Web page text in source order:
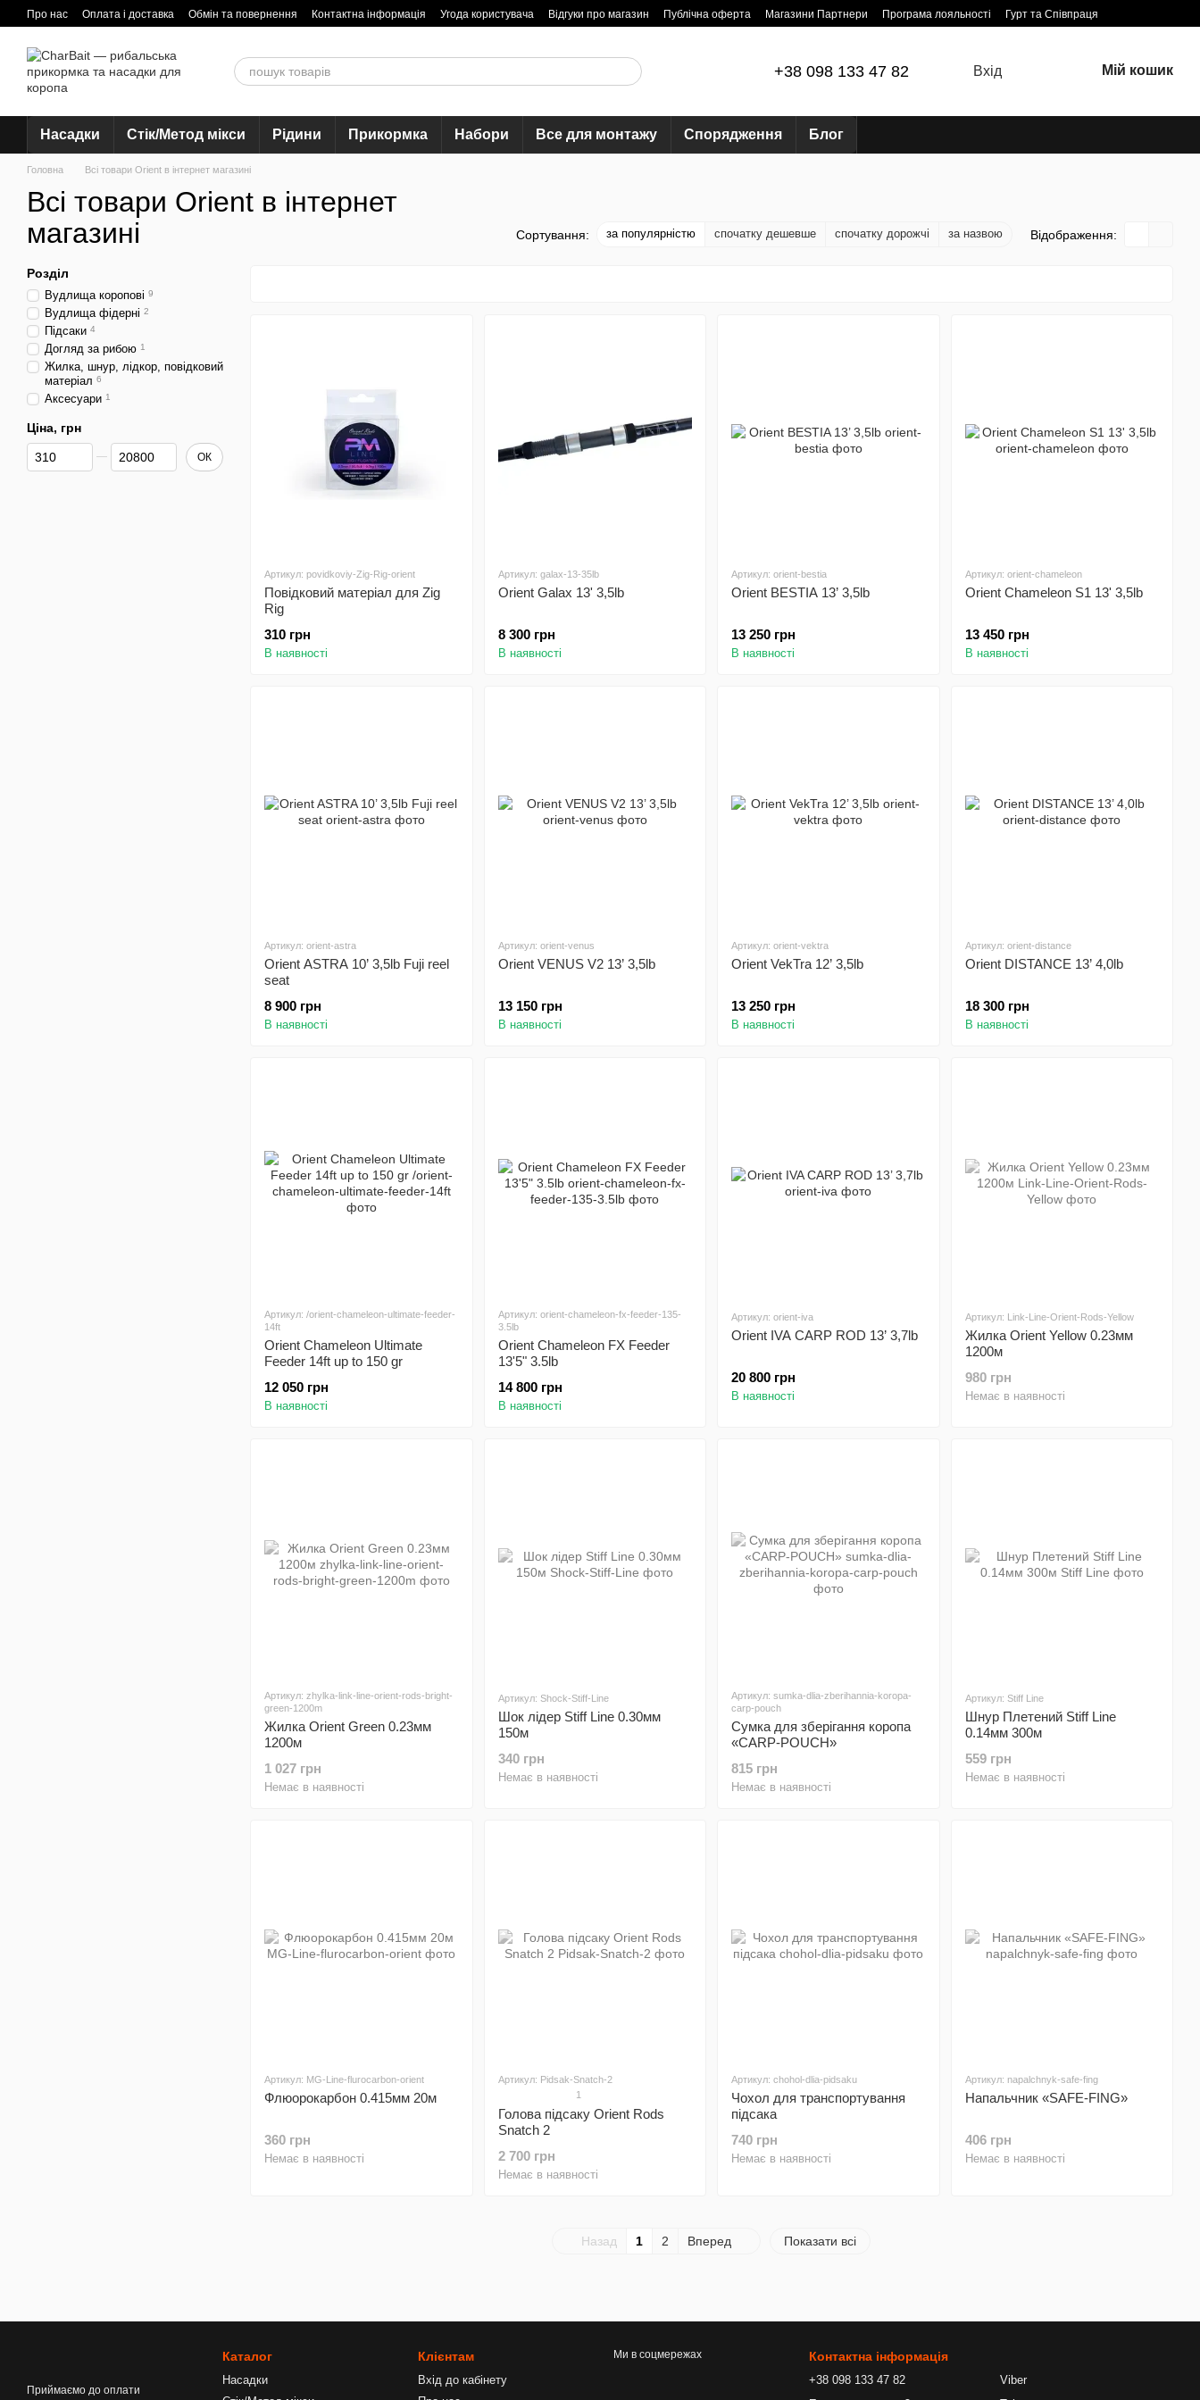
Перейти до основного контенту
Про нас Оплата і доставка Обмін та повернення Контактна інформація Угода користувача Відгуки про магазин Публічна оферта Магазини Партнери Програма лояльності Гурт та Співпраця
+38 098 133 47 82 Вхід Мій кошик
Насадки Стік/Метод мікси Рідини Прикормка Набори Все для монтажу Спорядження Блог
Головна Всі товари Orient в інтернет магазині
Всі товари Orient в інтернет
магазині
Сортування: за популярністю спочатку дешевше спочатку дорожчі за назвою Відображення:
Артикул: povidkoviy-Zig-Rig-orient
Повідковий матеріал для Zig
Rig
310 грн
В наявності
Артикул: galax-13-35lb
Orient Galax 13' 3,5lb
8 300 грн
В наявності
Артикул: orient-bestia
Orient BESTIA 13’ 3,5lb
13 250 грн
В наявності
Артикул: orient-chameleon
Orient Chameleon S1 13' 3,5lb
13 450 грн
В наявності
Артикул: orient-astra
Orient ASTRA 10’ 3,5lb Fuji reel
seat
8 900 грн
В наявності
Артикул: orient-venus
Orient VENUS V2 13’ 3,5lb
13 150 грн
В наявності
Артикул: orient-vektra
Orient VekTra 12’ 3,5lb
13 250 грн
В наявності
Артикул: orient-distance
Orient DISTANCE 13’ 4,0lb
18 300 грн
В наявності
Артикул: /orient-chameleon-ultimate-feeder-
14ft
Orient Chameleon Ultimate
Feeder 14ft up to 150 gr
12 050 грн
В наявності
Артикул: orient-chameleon-fx-feeder-135-
3.5lb
Orient Chameleon FX Feeder
13'5" 3.5lb
14 800 грн
В наявності
Артикул: orient-iva
Orient IVA CARP ROD 13’ 3,7lb
20 800 грн
В наявності
Артикул: Link-Line-Orient-Rods-Yellow
Жилка Orient Yellow 0.23мм
1200м
980 грн
Немає в наявності
Артикул: zhylka-link-line-orient-rods-bright-
green-1200m
Жилка Orient Green 0.23мм
1200м
1 027 грн
Немає в наявності
Артикул: Shock-Stiff-Line
Шок лідер Stiff Line 0.30мм
150м
340 грн
Немає в наявності
Артикул: sumka-dlia-zberihannia-koropa-
carp-pouch
Сумка для зберігання коропа
«CARP-POUCH»
815 грн
Немає в наявності
Артикул: Stiff Line
Шнур Плетений Stiff Line
0.14мм 300м
559 грн
Немає в наявності
Артикул: MG-Line-flurocarbon-orient
Флюорокарбон 0.415мм 20м
360 грн
Немає в наявності
Артикул: Pidsak-Snatch-2
1
Голова підсаку Orient Rods
Snatch 2
2 700 грн
Немає в наявності
Артикул: chohol-dlia-pidsaku
Чохол для транспортування
підсака
740 грн
Немає в наявності
Артикул: napalchnyk-safe-fing
Напальчник «SAFE-FING»
406 грн
Немає в наявності
Назад 1 2 Вперед Показати всі
Розділ
Вудлища коропові 9
Вудлища фідерні 2
Підсаки 4
Догляд за рибою 1
Жилка, шнур, лідкор, повідковий
матеріал 6
Аксесуари 1
Ціна, грн
Від Ціна, грн
До Ціна, грн ОК
Приймаємо до оплати
Каталог
Насадки
Клієнтам
Вхід до кабінету
Ми в соцмережах Контактна інформація
+38 098 133 47 82
Viber